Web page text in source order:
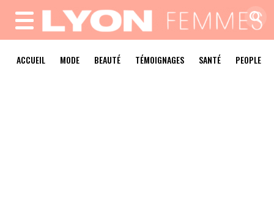
MENU
ACCUEIL MODE BEAUTÉ TÉMOIGNAGES SANTÉ PEOPLE